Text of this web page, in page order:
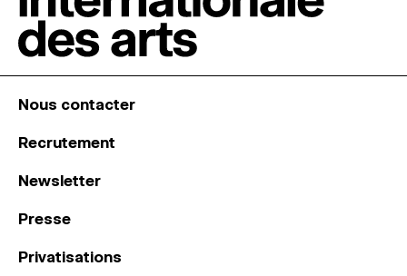
Nous contacter
Recrutement
Newsletter
Presse
Privatisations